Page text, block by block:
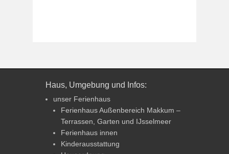
Haus, Umgebung und Infos:
unser Ferienhaus
Ferienhaus Außenbereich Makkum –
Terrassen, Garten und IJsselmeer
Ferienhaus innen
Kinderausstattung